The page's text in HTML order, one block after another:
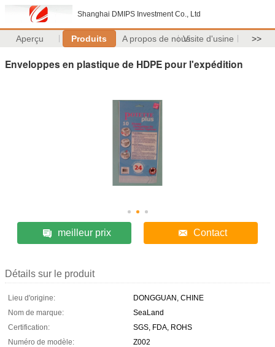
Shanghai DMIPS Investment Co., Ltd
Aperçu Produits A propos de nousVisite d'usine >>
Enveloppes en plastique de HDPE pour l'expédition
meilleur prix Contact
Détails sur le produit
Lieu d'origine:
DONGGUAN, CHINE
Nom de marque:
SeaLand
Certification:
SGS, FDA, ROHS
Numéro de modèle:
Z002